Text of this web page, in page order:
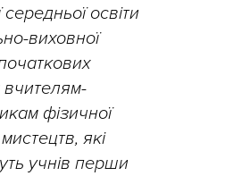
освіти
виховної
вчителям-
фізичної
які
учнів перши